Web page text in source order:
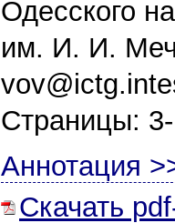
Одесского
им. И. И.
Страницы:
Аннотация
Скачать